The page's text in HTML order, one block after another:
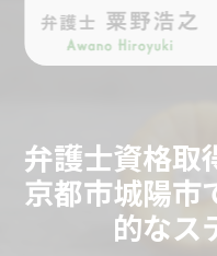
弁護士資格取
京都市城陽市
的なス